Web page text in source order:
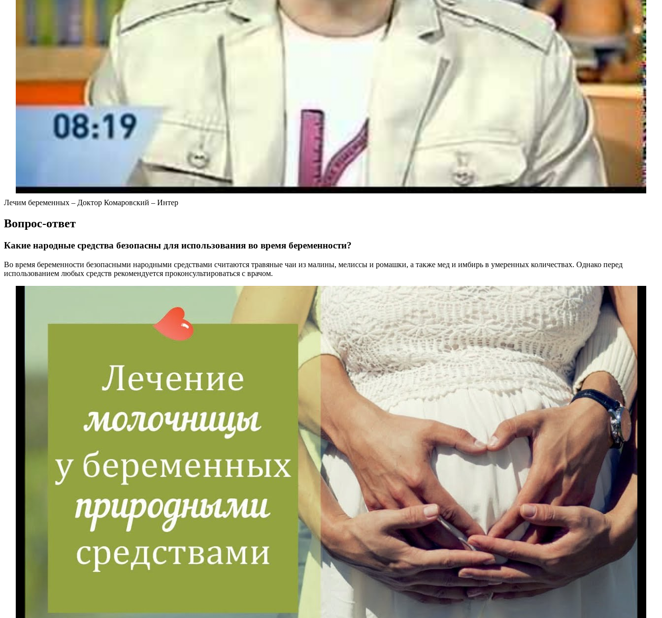
Лечим беременных – Доктор Комаровский – Интер
Вопрос-ответ
Какие народные средства безопасны для использования во время беременности?
Во время беременности безопасными народными средствами считаются травяные чаи из малины, мелиссы и ромашки, а также мед и имбирь в умеренных количествах. Однако перед
использованием любых средств рекомендуется проконсультироваться с врачом.